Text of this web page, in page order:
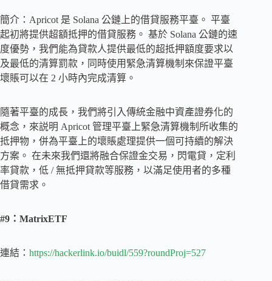
簡介：Apricot 是 Solana 公鏈上的借貸服務平臺。 平臺
起初將提供超額抵押的借貸服務。 基於 Solana 公鏈的速
度優勢，我們能為貸款人提供最低的超抵押額度要求以
及最低的清算罰款，同時使用緊急清算機制來保證平臺
壞賬可以在 2 小時內完成清算。
隨著平臺的成長，我們將引入傳統金融中資產證券化的
概念，來説明 Apricot 管理平臺上緊急清算機制所收集的
抵押物，併為平臺上的壞賬處理提供一個可持續的解決
方案。 在未來我們還將融合保證金交易，閃電貸，定利
率貸款，低 / 無抵押貸款等服務，以滿足使用者的多種
借貸需求。
#9：MatrixETF
連結： https://hackerlink.io/buidl/559?roundProj=527